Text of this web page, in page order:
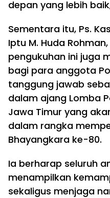
depan yang lebih
Sementara itu, Ps.
Iptu M. Huda
pengukuhan ini juga
bagi para anggota
tanggung jawab
dalam ajang Lomba
Jawa Timur yang
dalam rangka
Bhayangkara ke-80.
Ia berharap seluruh
menampilkan
sekaligus menjaga